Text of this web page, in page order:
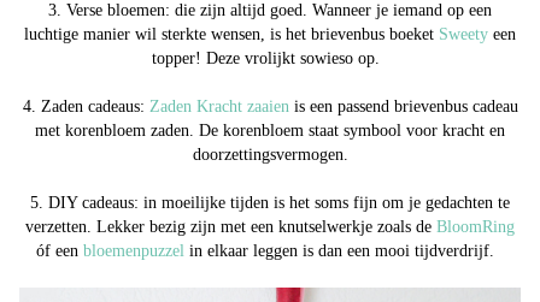
3. Verse bloemen: die zijn altijd goed. Wanneer je iemand op een
luchtige manier wil sterkte wensen, is het brievenbus boeket Sweety een
topper! Deze vrolijkt sowieso op.
4. Zaden cadeaus: Zaden Kracht zaaienis een passend brievenbus cadeau
met korenbloem zaden. De korenbloem staat symbool voor kracht en
doorzettingsvermogen.
5. DIY cadeaus: in moeilijke tijden is het soms fijn om je gedachten te
verzetten. Lekker bezig zijn met een knutselwerkje zoals de BloomRing
óf een bloemenpuzzel in elkaar leggen is dan een mooi tijdverdrijf.